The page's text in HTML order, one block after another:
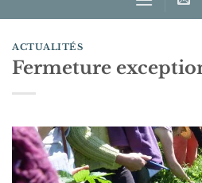
ACTUALITÉS
Fermeture